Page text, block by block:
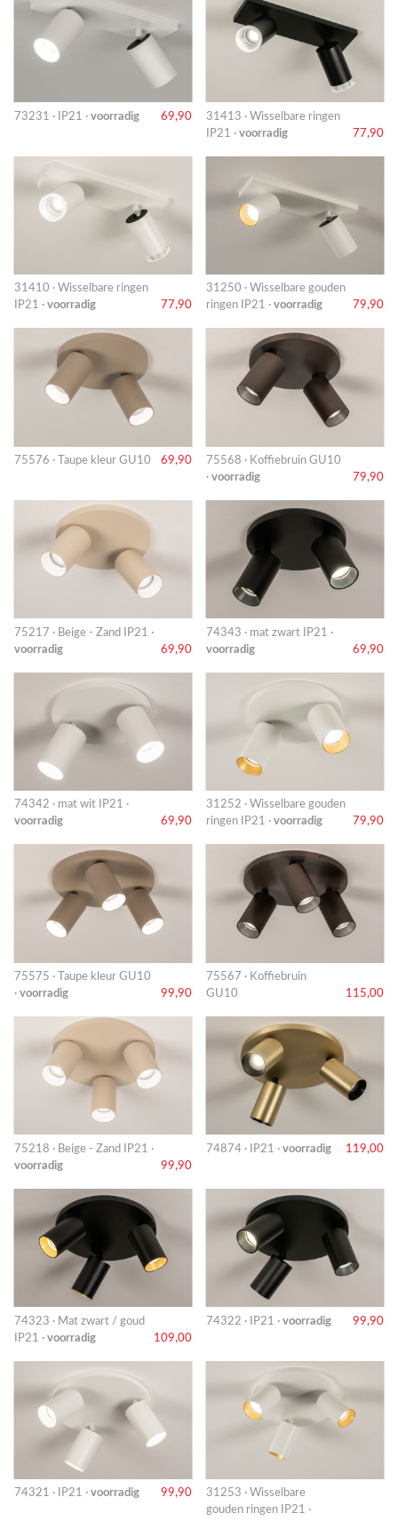
73231 · IP21 · voorradig 69,90
31413 · Wisselbare ringen
IP21 · voorradig 77,90
31410 · Wisselbare ringen
IP21 · voorradig 77,90
31250 · Wisselbare gouden
ringen IP21 · voorradig 79,90
75576 · Taupe kleur GU10 69,90
75568 · Koffiebruin GU10
· voorradig 79,90
75217 · Beige - Zand IP21 ·
voorradig
69,90
74343 · mat zwart IP21 ·
voorradig
69,90
74342 · mat wit IP21 ·
voorradig
69,90
31252 · Wisselbare gouden
ringen IP21 · voorradig 79,90
75575 · Taupe kleur GU10
· voorradig 99,90
75567 · Koffiebruin
GU10
115,00
75218 · Beige - Zand IP21 ·
voorradig
99,90
74874 · IP21 · voorradig 119,00
74323 · Mat zwart / goud
IP21 · voorradig 109,00
74322 · IP21 · voorradig 99,90
74321 · IP21 · voorradig 99,90
31253 · Wisselbare
gouden ringen IP21 ·